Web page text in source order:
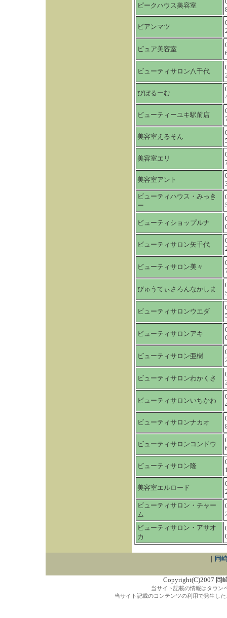
ピークハウス美容室
ビアンマツ
ピュア美容室
ビューティサロン八千代
びぼるーむ
ビューティーユキ駅前店
美容室えるそん
美容室エリ
美容室アント
ビューティハウス・みっき
ー
ビューティショップルナ
ビューティサロン矢千代
ビューティサロン美々
びゅうてぃさろんなかしま
ビューティサロンウエダ
ビューティサロンアキ
ビューティサロン亜樹
ビューティサロンわかくさ
ビューティサロンいちかわ
ビューティサロンナカオ
ビューティサロンコンドウ
ビューティサロン隆
美容室エルロード
ビューティサロン・チャー
ム
ビューティサロン・アサオ
カ
｜ 岡
Copyright(C)2007 岡
当サイト記載の情報はタウン
当サイト記載のコンテンツの利用で発生し